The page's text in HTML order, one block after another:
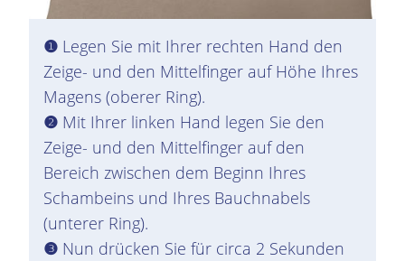
❶ Legen Sie mit Ihrer rechten Hand den
Zeige- und den Mittelfinger auf Höhe Ihres
Magens (oberer Ring).
❷ Mit Ihrer linken Hand legen Sie den
Zeige- und den Mittelfinger auf den
Bereich zwischen dem Beginn Ihres
Schambeins und Ihres Bauchnabels
(unterer Ring).
❸ Nun drücken Sie für circa 2 Sekunden